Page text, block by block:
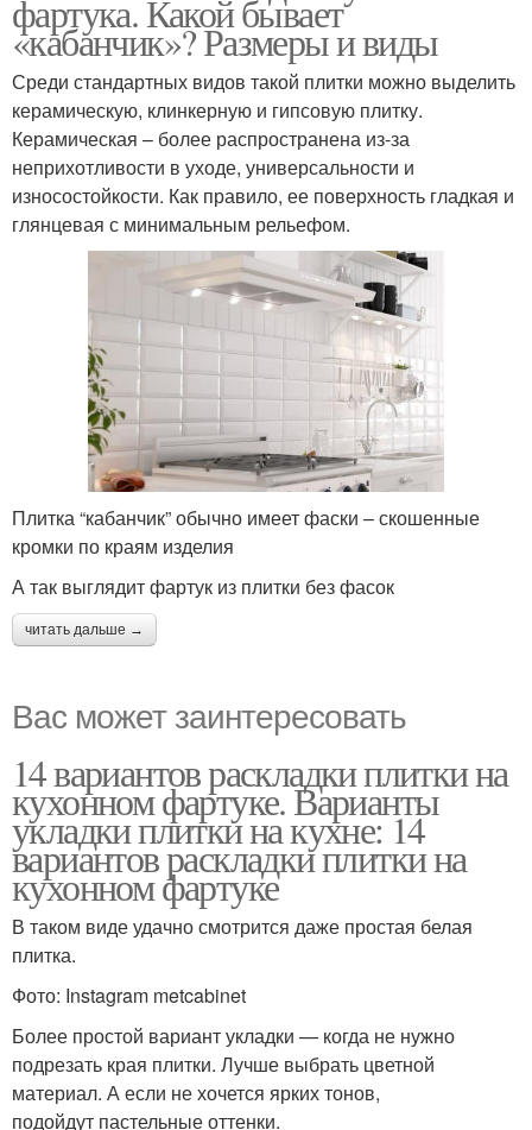
фартука. Какой бывает
«кабанчик»? Размеры и виды
Среди стандартных видов такой плитки можно выделить
керамическую, клинкерную и гипсовую плитку.
Керамическая – более распространена из-за
неприхотливости в уходе, универсальности и
износостойкости. Как правило, ее поверхность гладкая и
глянцевая с минимальным рельефом.
Плитка “кабанчик” обычно имеет фаски – скошенные
кромки по краям изделия
А так выглядит фартук из плитки без фасок
читать дальше →
Вас может заинтересовать
14 вариантов раскладки плитки на
кухонном фартуке. Варианты
укладки плитки на кухне: 14
вариантов раскладки плитки на
кухонном фартуке
В таком виде удачно смотрится даже простая белая
плитка.
Фото: Instagram metcabinet
Более простой вариант укладки — когда не нужно
подрезать края плитки. Лучше выбрать цветной
материал. А если не хочется ярких тонов,
подойдут пастельные оттенки.